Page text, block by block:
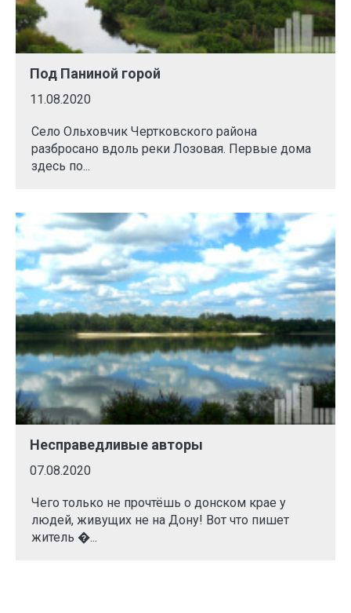
Под Паниной горой
11.08.2020
Село Ольховчик Чертковского района
разбросано вдоль реки Лозовая. Первые дома
здесь по...
Несправедливые авторы
07.08.2020
Чего только не прочтёшь о донском крае у
людей, живущих не на Дону! Вот что пишет
житель �...